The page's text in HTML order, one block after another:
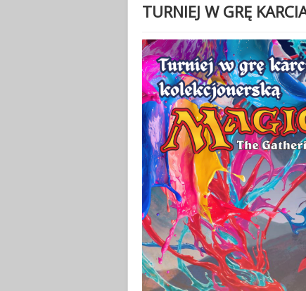
TURNIEJ W GRĘ